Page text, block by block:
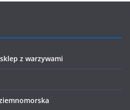
z warzywami